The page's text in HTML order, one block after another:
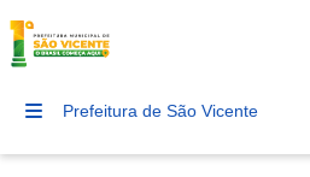
Prefeitura de São Vicente